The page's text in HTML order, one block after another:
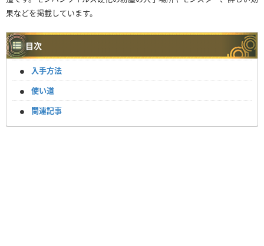
果などを掲載しています。
目次
入手方法
使い道
関連記事